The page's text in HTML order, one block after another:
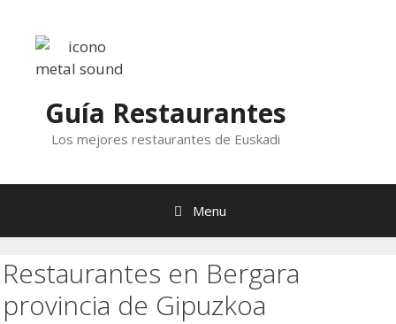
content
Guía Restaurantes
Los mejores restaurantes de Euskadi
Menu
Restaurantes en Bergara
provincia de Gipuzkoa